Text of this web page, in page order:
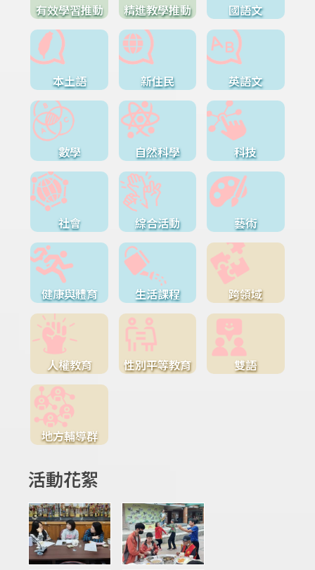
有效學習推動 精進教學推動 國語文
本土語 新住民 英語文
數學 自然科學 科技
社會 綜合活動 藝術
健康與體育 生活課程 跨領域
人權教育 性別平等教育 雙語
地方輔導群
活動花絮